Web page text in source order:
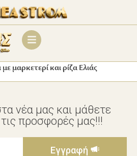
μαρκετερί και ρίζα Ελιάς
νέα μας και μάθετε
προσφορές μας!!!
Εγγραφή